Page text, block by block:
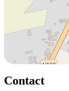
Contact